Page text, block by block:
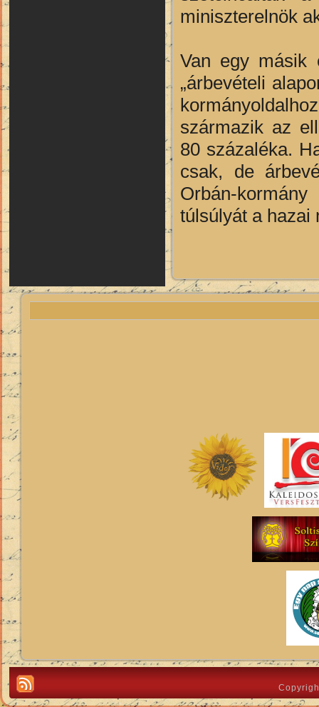
miniszterelnök
Van egy másik
„árbevételi
származik az
80 százaléka.
csak, de
Orbán-
túlsúlyát a